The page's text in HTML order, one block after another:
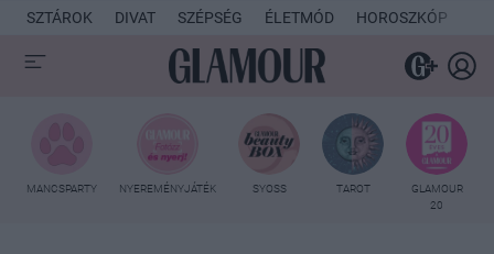
SZTÁROK DIVAT SZÉPSÉG ÉLETMÓD HOROSZKÓP
MANCSPARTY NYEREMÉNYJÁTÉK SYOSS TAROT
GLAMOUR
20